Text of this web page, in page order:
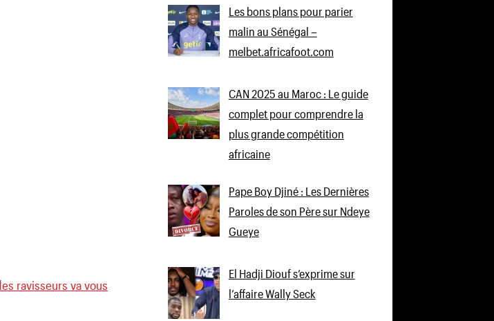
ravisseurs va vous
Les bons plans pour parier
malin au Sénégal –
melbet.africafoot.com
CAN 2025 au Maroc : Le guide
complet pour comprendre la
plus grande compétition
africaine
Pape Boy Djiné : Les Dernières
Paroles de son Père sur Ndeye
Gueye
El Hadji Diouf s’exprime sur
l’affaire Wally Seck